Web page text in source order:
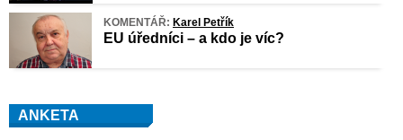
KOMENTÁŘ: Karel Petřík
EU úředníci – a kdo je víc?
ANKETA